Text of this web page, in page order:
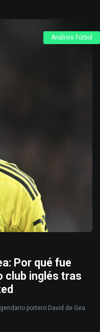
Análisis Fútbol
Por qué fue
club inglés tras
portero David de Gea